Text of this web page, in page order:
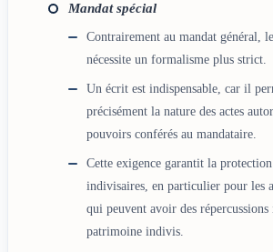
Mandat spécial
Contrairement au mandat général,
nécessite un formalisme plus strict.
Un écrit est indispensable, car il
précisément la nature des actes
pouvoirs conférés au mandataire.
Cette exigence garantit la
indivisaires, en particulier pour les
qui peuvent avoir des
patrimoine indivis.